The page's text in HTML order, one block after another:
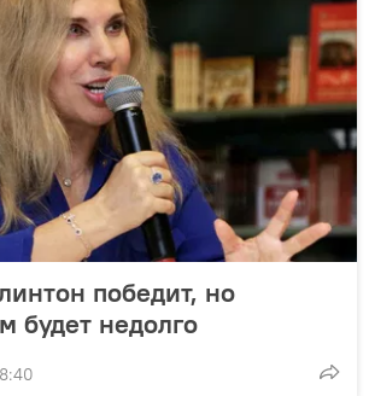
победит, но
будет недолго